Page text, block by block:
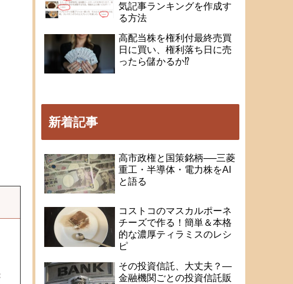
気記事ランキングを作成す
る方法
高配当株を権利付最終売買
日に買い、権利落ち日に売
ったら儲かるか⁉
新着記事
高市政権と国策銘柄──三菱
重工・半導体・電力株をAI
と語る
コストコのマスカルポーネ
チーズで作る！簡単＆本格
的な濃厚ティラミスのレシ
ピ
その投資信託、大丈夫？―
金融機関ごとの投資信託販